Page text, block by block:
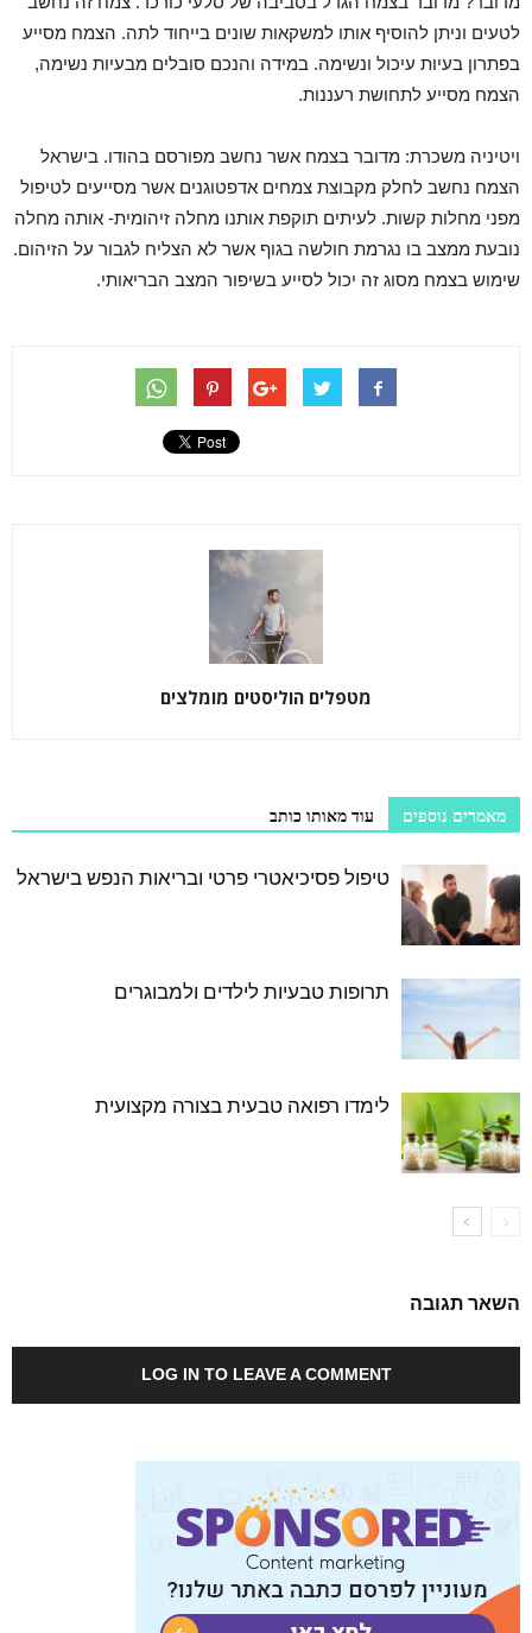
לטעים וניתן להוסיף אותו למשקאות שונים בייחוד לתה. הצמח מסייע
בפתרון בעיות עיכול ונשימה. במידה והנכם סובלים מבעיות נשימה,
הצמח מסייע לתחושת רעננות.
ויטיניה משכרת: מדובר בצמח אשר נחשב מפורסם בהודו. בישראל
הצמח נחשב לחלק מקבוצת צמחים אדפטוגנים אשר מסייעים לטיפול
מפני מחלות קשות. לעיתים תוקפת אותנו מחלה זיהומית- אותה מחלה
נובעת ממצב בו נגרמת חולשה בגוף אשר לא הצליח לגבור על הזיהום.
שימוש בצמח מסוג זה יכול לסייע בשיפור המצב הבריאותי.
מטפלים הוליסטים מומלצים
מאמרים נוספים עוד מאותו כותב
טיפול פסיכיאטרי פרטי ובריאות הנפש בישראל
תרופות טבעיות לילדים ולמבוגרים
לימדו רפואה טבעית בצורה מקצועית
השאר תגובה
LOG IN TO LEAVE A COMMENT